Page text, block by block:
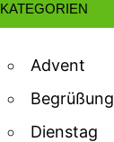
KATEGORIEN
Advent
Begrüßung
Dienstag